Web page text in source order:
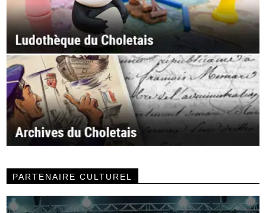
PARTENAIRE CULTUREL